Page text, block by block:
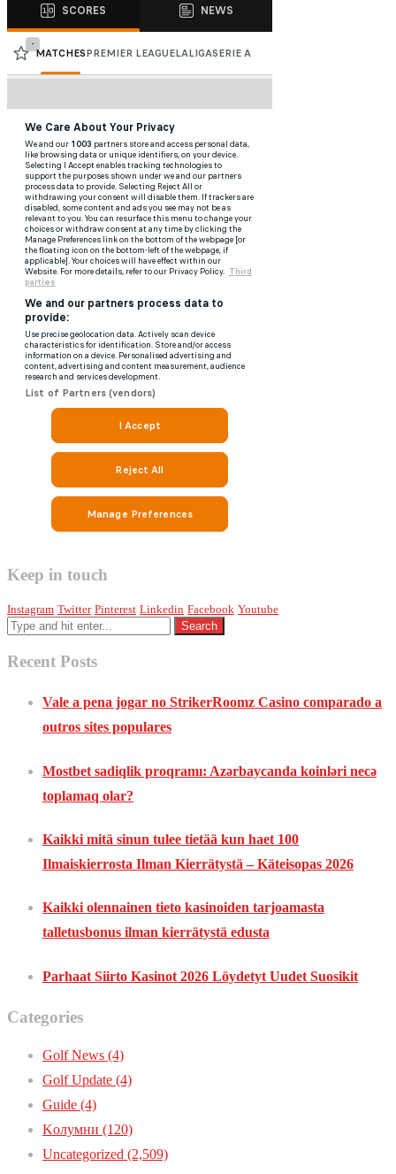
Keep in touch
Instagram Twitter Pinterest Linkedin Facebook Youtube
Recent Posts
Vale a pena jogar no StrikerRoomz Casino comparado a
outros sites populares
Mostbet sadiqlik proqramı: Azərbaycanda koinləri necə
toplamaq olar?
Kaikki mitä sinun tulee tietää kun haet 100
Ilmaiskierrosta Ilman Kierrätystä – Käteisopas 2026
Kaikki olennainen tieto kasinoiden tarjoamasta
talletusbonus ilman kierrätystä edusta
Parhaat Siirto Kasinot 2026 Löydetyt Uudet Suosikit
Categories
Golf News (4)
Golf Update (4)
Guide (4)
Kолумни (120)
Uncategorized (2,509)